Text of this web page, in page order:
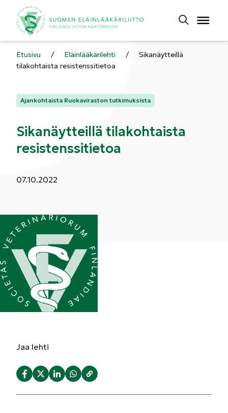
Etusivu / Eläinlääkärilehti /
Sikanäytteillä
tilakohtaista resistenssitietoa
Kategoriat:
Ajankohtaista Ruokaviraston tutkimuksista
Sikanäytteillä tilakohtaista
resistenssitietoa
Julkaistu:
07.10.2022
Jaa lehti